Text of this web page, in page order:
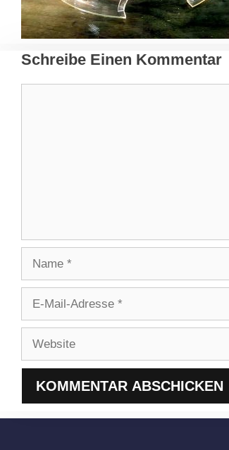
Schreibe Einen Kommentar
Adresse